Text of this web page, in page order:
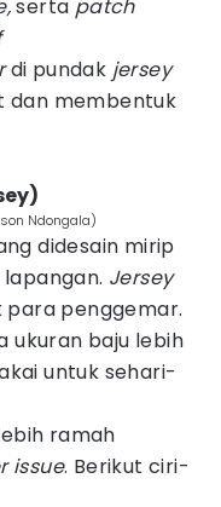
serta patch
di pundak jersey
dan membentuk
Ndongala)
didesain mirip
Jersey
para penggemar.
ukuran baju lebih
untuk sehari-
ramah
issue. Berikut ciri-